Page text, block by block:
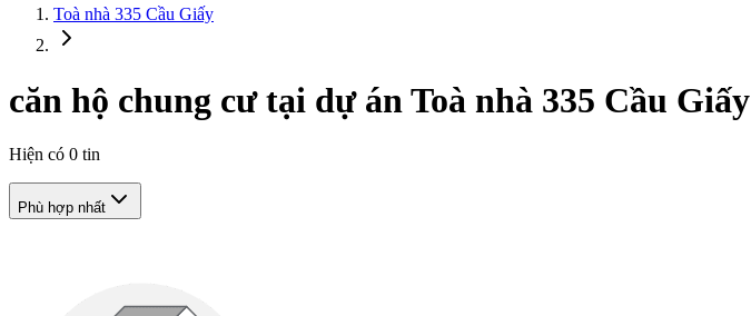
Toà nhà 335 Cầu Giấy
căn hộ chung cư tại dự án Toà nhà 335 Cầu Giấy
Hiện có 0 tin
Phù hợp nhất